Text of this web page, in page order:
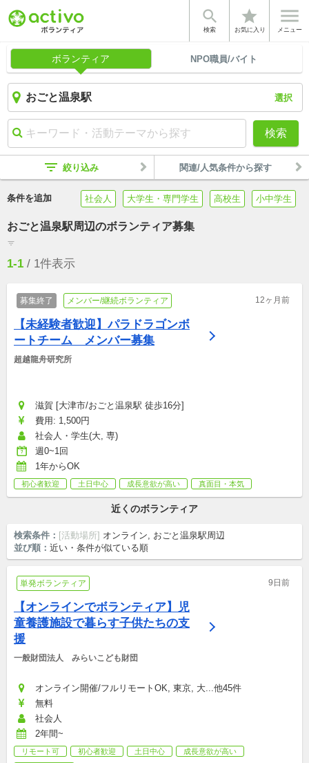

検索
star
お気に入り

メニュー
ボランティア NPO職員/バイト
選択
検索
filter_list 絞り込み 関連/人気条件から探す
条件を追加 社会人 大学生・専門学生 高校生 小中学生
おごと温泉駅周辺のボランティア募集
filter_list
1-1 / 1件表示
募集終了 メンバー/継続ボランティア 12ヶ月前
【未経験者歓迎】パラドラゴンボ
ートチーム　メンバー募集
超越龍舟研究所
滋賀 [大津市/おごと温泉駅 徒歩16分]
費用: 1,500円
社会人・学生(大, 専)
週0~1回
1年からOK
初心者歓迎 土日中心 成長意欲が高い 真面目・本気
近くのボランティア
検索条件： [活動場所] オンライン, おごと温泉駅周辺
並び順： 近い・条件が似ている順
単発ボランティア 9日前
【オンラインでボランティア】児
童養護施設で暮らす子供たちの支
援
一般財団法人　みらいこども財団
オンライン開催/フルリモートOK, 東京, 大...他45件
無料
社会人
2年間~
リモート可 初心者歓迎 土日中心
成長意欲が高い